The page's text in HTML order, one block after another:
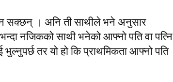
सक्छन् । अनि ती साथीले भने अनुसार
नजिकको साथी भनेको आफ्नो पति वा पत्नि
तर यो हो कि प्राथमिकता आफ्नो पति